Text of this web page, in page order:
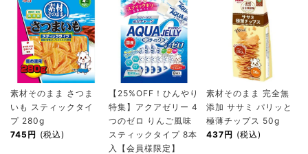
素材そのまま さつま
いも スティックタイ
プ 280g
745円 (税込)
【25%OFF！ひんやり
特集】アクアゼリー 4
つのゼロ りんご風味
スティックタイプ 8本
入【会員様限定】
素材そのまま 完全無
添加 ササミ パリッと
極薄チップス 50g
437円 (税込)